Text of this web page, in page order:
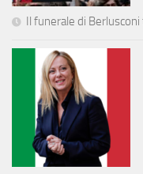
Il funerale di